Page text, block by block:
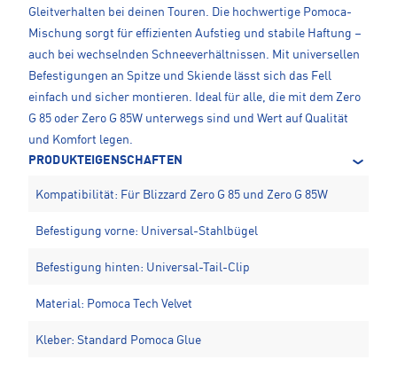
Gleitverhalten bei deinen Touren. Die hochwertige Pomoca-
Mischung sorgt für effizienten Aufstieg und stabile Haftung –
auch bei wechselnden Schneeverhältnissen. Mit universellen
Befestigungen an Spitze und Skiende lässt sich das Fell
einfach und sicher montieren. Ideal für alle, die mit dem Zero
G 85 oder Zero G 85W unterwegs sind und Wert auf Qualität
und Komfort legen.
PRODUKTEIGENSCHAFTEN
Kompatibilität: Für Blizzard Zero G 85 und Zero G 85W
Befestigung vorne: Universal-Stahlbügel
Befestigung hinten: Universal-Tail-Clip
Material: Pomoca Tech Velvet
Kleber: Standard Pomoca Glue